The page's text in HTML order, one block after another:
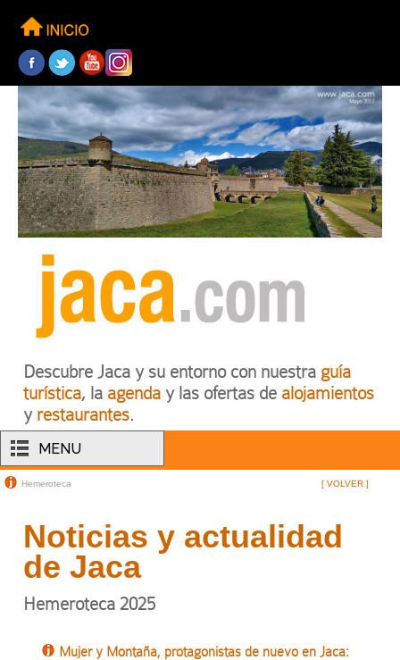
Descubre Jaca y su entorno con nuestra guía
turística, la agenda y las ofertas de alojamientos
y restaurantes.
MENU
[ VOLVER ]
Hemeroteca
Noticias y actualidad
de Jaca
Hemeroteca 2025
Mujer y Montaña, protagonistas de nuevo en Jaca: